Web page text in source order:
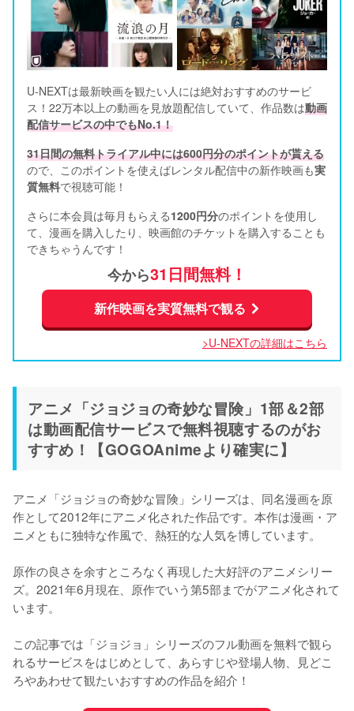
U-NEXTは最新映画を観たい人には絶対おすすめのサービ
ス！22万本以上の動画を見放題配信していて、作品数は動画
配信サービスの中でもNo.1！
31日間の無料トライアル中には600円分のポイントが貰える
ので、このポイントを使えばレンタル配信中の新作映画も実
質無料で視聴可能！
さらに本会員は毎月もらえる1200円分のポイントを使用し
て、漫画を購入したり、映画館のチケットを購入することも
できちゃうんです！
今から31日間無料！
新作映画を実質無料で観る
>U-NEXTの詳細はこちら
アニメ「ジョジョの奇妙な冒険」1部＆2部
は動画配信サービスで無料視聴するのがお
すすめ！【GOGOAnimeより確実に】
アニメ「ジョジョの奇妙な冒険」シリーズは、同名漫画を原
作として2012年にアニメ化された作品です。本作は漫画・ア
ニメともに独特な作風で、熱狂的な人気を博しています。
原作の良さを余すところなく再現した大好評のアニメシリー
ズ。2021年6月現在、原作でいう第5部までがアニメ化されて
います。
この記事では「ジョジョ」シリーズのフル動画を無料で観ら
れるサービスをはじめとして、あらすじや登場人物、見どこ
ろやあわせて観たいおすすめの作品を紹介！